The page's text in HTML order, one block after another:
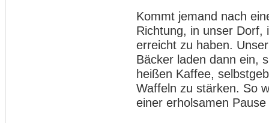
Kommt jemand nach
Richtung, in unser Dorf,
erreicht zu haben.
Bäcker laden dann ein,
heißen Kaffee,
Waffeln zu stärken. So
einer erholsamen